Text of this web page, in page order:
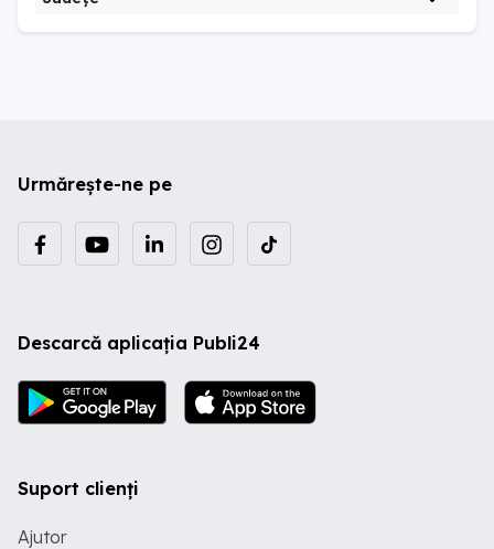
Urmărește-ne pe
Descarcă aplicația Publi24
Suport clienți
Ajutor